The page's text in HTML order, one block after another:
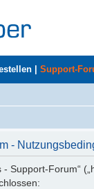
Support-
-
Support-Forum“